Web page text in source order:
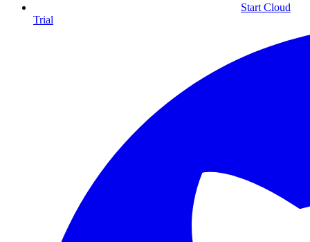
Start Cloud
Trial